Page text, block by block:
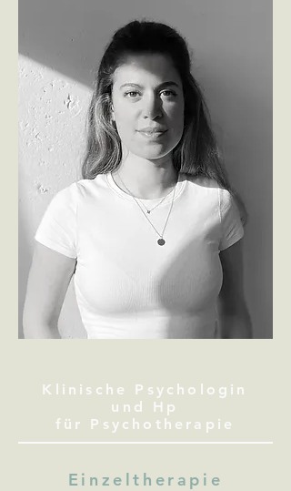
Klinische Psychologin
und Hp
für Psychothera pie
Einzeltherapie